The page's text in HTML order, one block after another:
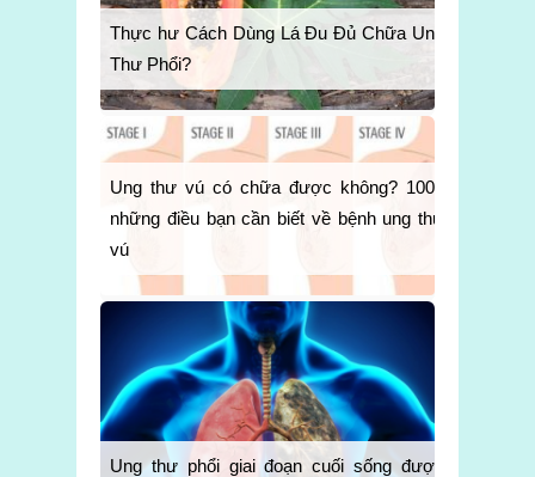
Thực hư Cách Dùng Lá Đu Đủ Chữa Ung
Thư Phổi?
Ung thư vú có chữa được không? 1001
những điều bạn cần biết về bệnh ung thư
vú
Ung thư phổi giai đoạn cuối sống được